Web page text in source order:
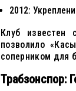
2012:
Клуб известен
позволило
соперником для
Трабзонспор: